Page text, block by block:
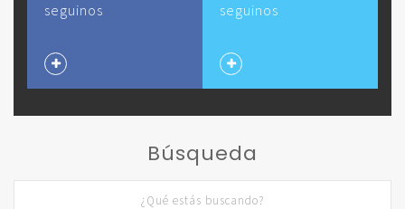
seguinos seguinos
Búsqueda